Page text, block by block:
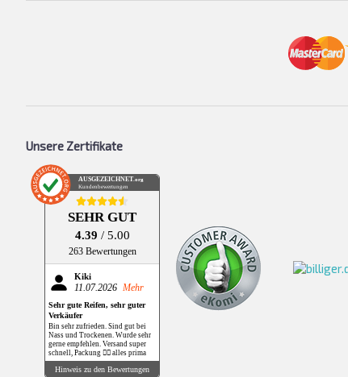
Unsere Zertifikate
AUSGEZEICHNET .org
Kundenbewertungen
SEHR GUT
4.39 / 5.00
263 Bewertungen
Kiki
11.07.2026 Mehr
Sehr gute Reifen, sehr guter
Verkäufer
Bin sehr zufrieden. Sind gut bei
Nass und Trockenen. Wurde sehr
gerne empfehlen. Versand super
schnell, Packung 👌🏻 alles prima
Hinweis zu den Bewertungen